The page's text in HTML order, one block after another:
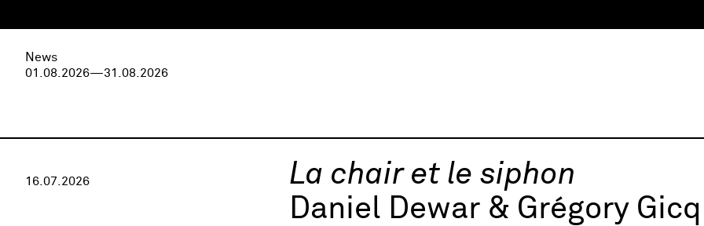
News
01.08.2026—31.08.2026
La chair et le siphon
Daniel Dewar & Grégory
16.07.2026